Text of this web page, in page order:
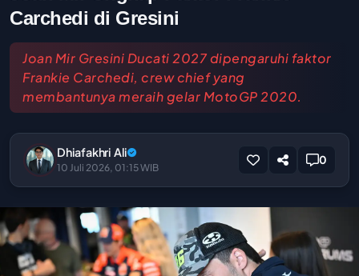
Carchedi di Gresini
Joan Mir Gresini Ducati 2027 dipengaruhi faktor
Frankie Carchedi, crew chief yang
membantunya meraih gelar MotoGP 2020.
Dhiafakhri Ali
10 Juli 2026, 01:15 WIB
0